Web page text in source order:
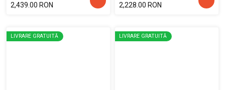
2,439.00 RON
2,228.00 RON
LIVRARE GRATUITĂ LIVRARE GRATUITĂ